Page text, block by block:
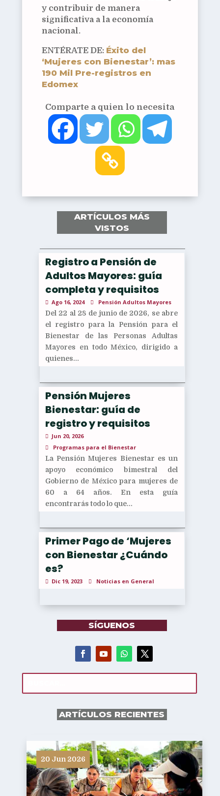
y contribuir de manera
significativa a la economía
nacional.
ENTÉRATE DE: Éxito del
‘Mujeres con Bienestar’: mas
190 Mil Pre-registros en
Edomex
Comparte a quien lo necesita
ARTÍCULOS MÁS
VISTOS
Registro a Pensión de
Adultos Mayores: guía
completa y requisitos
Ago 16, 2024 Pensión Adultos Mayores
Del 22 al 28 de junio de 2026, se abre
el registro para la Pensión para el
Bienestar de las Personas Adultas
Mayores en todo México, dirigido a
quienes...
Pensión Mujeres
Bienestar: guía de
registro y requisitos
Jun 20, 2026
Programas para el Bienestar
La Pensión Mujeres Bienestar es un
apoyo económico bimestral del
Gobierno de México para mujeres de
60 a 64 años. En esta guía
encontrarás todo lo que...
Primer Pago de ‘Mujeres
con Bienestar ¿Cuándo
es?
Dic 19, 2023 Noticias en General
SÍGUENOS
ARTÍCULOS RECIENTES
20 Jun 2026